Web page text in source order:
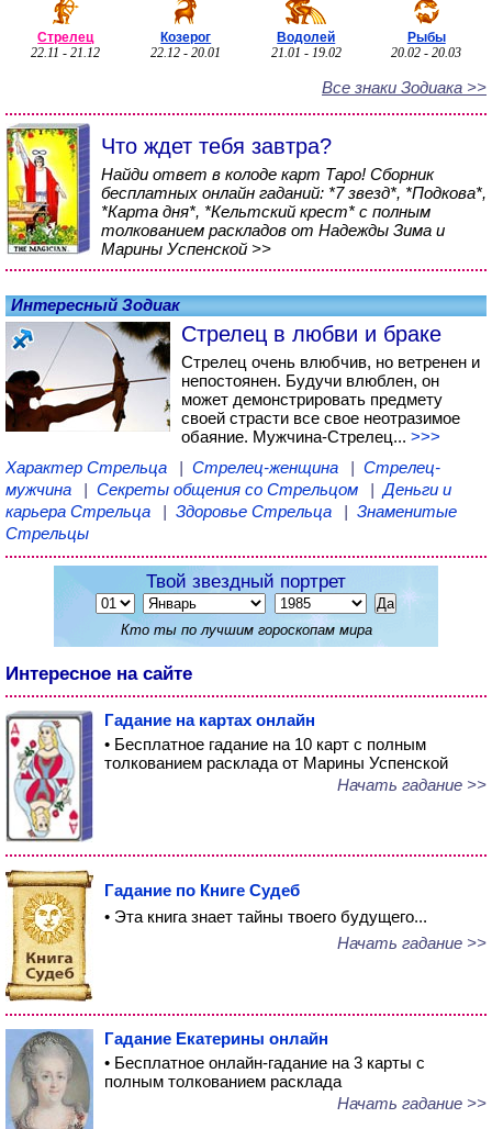
Стрелец
22.11 - 21.12
Козерог
22.12 - 20.01
Водолей
21.01 - 19.02
Рыбы
20.02 - 20.03
Все знаки Зодиака >>
Что ждет тебя завтра?
Найди ответ в колоде карт Таро! Сборник
бесплатных онлайн гаданий: *7 звезд*, *Подкова*,
*Карта дня*, *Кельтский крест* с полным
толкованием раскладов от Надежды Зима и
Марины Успенской >>
Интересный Зодиак
Стрелец в любви и браке
Стрелец очень влюбчив, но ветренен и
непостоянен. Будучи влюблен, он
может демонстрировать предмету
своей страсти все свое неотразимое
обаяние. Мужчина-Стрелец... >>>
Характер Стрельца
| Стрелец-женщина | Стрелец-
мужчина
| Секреты общения со Стрельцом |Деньги и
карьера Стрельца
| Здоровье Стрельца | Знаменитые
Стрельцы
Твой звездный портрет
Кто ты по лучшим гороскопам мира
Интересное на сайте
Гадание на картах онлайн
• Бесплатное гадание на 10 карт с полным
толкованием расклада от Марины Успенской
Начать гадание >>
Гадание по Книге Судеб
• Эта книга знает тайны твоего будущего...
Начать гадание >>
Гадание Екатерины онлайн
• Бесплатное онлайн-гадание на 3 карты с
полным толкованием расклада
Начать гадание >>